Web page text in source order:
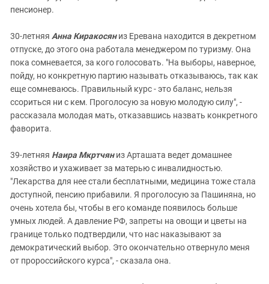
пенсионер.
30-летняя Анна Киракосяниз Еревана находится в декретном
отпуске, до этого она работала менеджером по туризму. Она
пока сомневается, за кого голосовать. "На выборы, наверное,
пойду, но конкретную партию называть отказываюсь, так как
еще сомневаюсь. Правильный курс - это баланс, нельзя
ссориться ни с кем. Проголосую за новую молодую силу", -
рассказала молодая мать, отказавшись назвать конкретного
фаворита.
39-летняя Наира Мкртчяниз Арташата ведет домашнее
хозяйство и ухаживает за матерью с инвалидностью.
"Лекарства для нее стали бесплатными, медицина тоже стала
доступной, пенсию прибавили. Я проголосую за Пашиняна, но
очень хотела бы, чтобы в его команде появилось больше
умных людей. А давление РФ, запреты на овощи и цветы на
границе только подтвердили, что нас наказывают за
демократический выбор. Это окончательно отвернуло меня
от пророссийского курса", - сказала она.